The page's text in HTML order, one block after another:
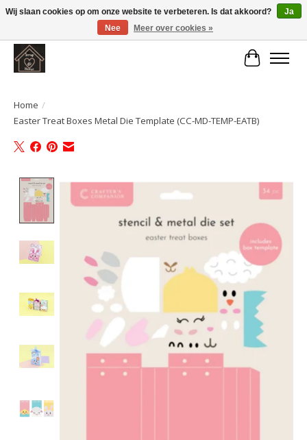
Large selection of products and fast shipping!
Home /
Easter Treat Boxes Metal Die Template (CC-MD-TEMP-EATB)
Product image slideshow Items
Wij slaan cookies op om onze website te verbeteren. Is dat akkoord?
Ja
Nee
Meer over cookies »